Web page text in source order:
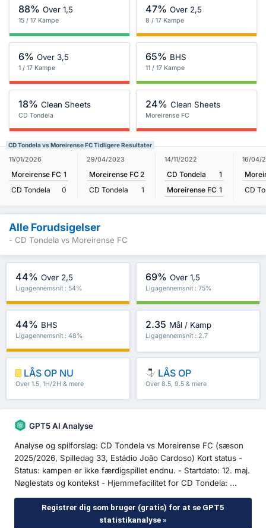
88% Over 1,5
15 / 17 Kampe
47% Over 2,5
8 / 17 Kampe
6% Over 3,5
1 / 17 Kampe
65% BHS
11 / 17 Kampe
18% Clean Sheets
CD Tondela
24% Clean Sheets
Moreirense FC
CD Tondela vs Moreirense FC Tidligere Resultater
11/01/2026
Moreirense FC 1
CD Tondela
0
29/04/2023
Moreirense FC 2
CD Tondela
1
14/11/2022
CD Tondela
1
Moreirense FC 1
16/04/
CD
Alle Forudsigelser
- CD Tondela vs Moreirense FC
44% Over 2,5
Ligagennemsnit : 54%
69% Over 1,5
Ligagennemsnit : 75%
44% BHS
Ligagennemsnit : 48%
2.35 Mål / Kamp
Ligagennemsnit : 2.7
LÅS OP NU
Over 1.5, 1H/2H & mere
LÅS OP
Over 8.5, 9.5 & mere
GPT5 AI Analyse
Analyse og spilforslag: CD Tondela vs Moreirense FC (sæson
2025/2026, Spilledag 33, Estádio João Cardoso) Kort status -
Status: kampen er ikke færdigspillet endnu. - Startdato: 12. maj.
Nøglestats og kontekst - Hjemmefacilitet for CD Tondela: ...
Registrer dig som bruger (gratis) for at se GPT5
statistikanalyse »